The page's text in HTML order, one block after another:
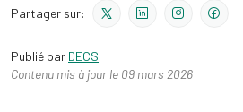
Partager sur:
Publié par DECS
Contenu mis à jour le 09 mars 2026